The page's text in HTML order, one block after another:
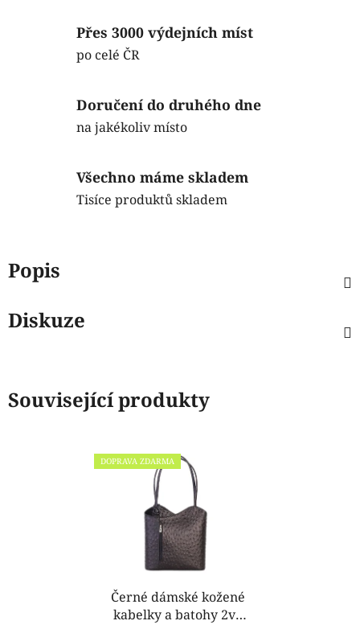
Přes 3000 výdejních míst
po celé ČR
Doručení do druhého dne
na jakékoliv místo
Všechno máme skladem
Tisíce produktů skladem
Popis
Diskuze
Související produkty
DOPRAVA ZDARMA
Černé dámské kožené
kabelky a batohy 2v1